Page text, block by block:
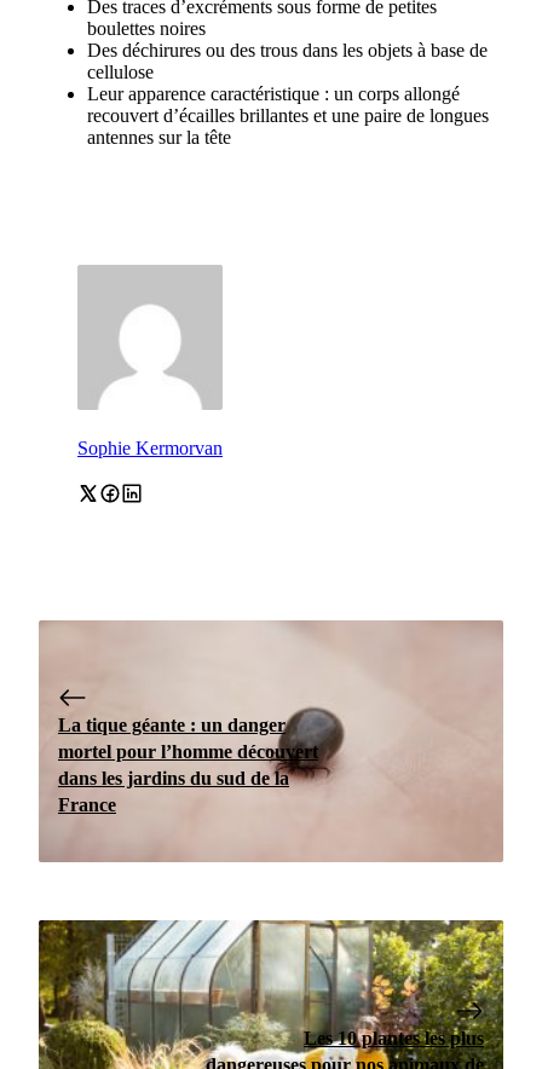
Des traces d’excréments sous forme de petites
boulettes noires
Des déchirures ou des trous dans les objets à base de
cellulose
Leur apparence caractéristique : un corps allongé
recouvert d’écailles brillantes et une paire de longues
antennes sur la tête
Sophie Kermorvan
La tique géante : un danger
mortel pour l’homme découvert
dans les jardins du sud de la
France
Les 10 plantes les plus